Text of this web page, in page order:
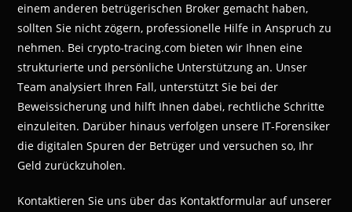
einem anderen betrügerischen Broker gemacht haben,
sollten Sie nicht zögern, professionelle Hilfe in Anspruch zu
nehmen. Bei crypto-tracing.com bieten wir Ihnen eine
strukturierte und persönliche Unterstützung an. Unser
Team analysiert Ihren Fall, unterstützt Sie bei der
Beweissicherung und hilft Ihnen dabei, rechtliche Schritte
einzuleiten. Darüber hinaus verfolgen unsere IT-Forensiker
die digitalen Spuren der Betrüger und versuchen so, Ihr
Geld zurückzuholen.
Kontaktieren Sie uns über das Kontaktformular auf unserer